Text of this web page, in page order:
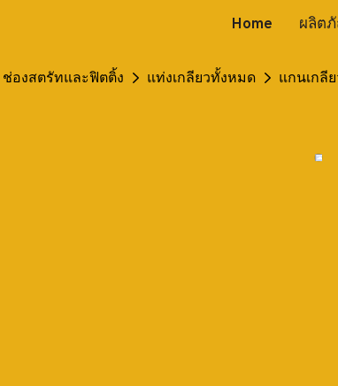
Home ผลิต
ช่องสตรัทและฟิตติ้ง แท่งเกลียวทั้งหมด แกนเกลีย